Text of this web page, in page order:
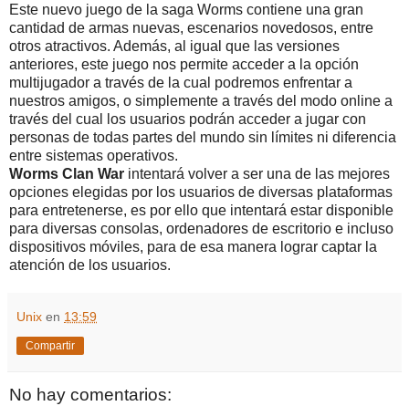
Este nuevo juego de la saga Worms contiene una gran
cantidad de armas nuevas, escenarios novedosos, entre
otros atractivos. Además, al igual que las versiones
anteriores, este juego nos permite acceder a la opción
multijugador a través de la cual podremos enfrentar a
nuestros amigos, o simplemente a través del modo online a
través del cual los usuarios podrán acceder a jugar con
personas de todas partes del mundo sin límites ni diferencia
entre sistemas operativos.
Worms Clan War intentará volver a ser una de las mejores
opciones elegidas por los usuarios de diversas plataformas
para entretenerse, es por ello que intentará estar disponible
para diversas consolas, ordenadores de escritorio e incluso
dispositivos móviles, para de esa manera lograr captar la
atención de los usuarios.
Unix en 13:59
Compartir
No hay comentarios: